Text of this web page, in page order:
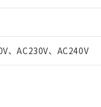
、AC230V、AC240V
EU RoHS指令（10物質
RoHS指令（10物質）
EU RoHS指令（10物
EU RoHS指令（10物
センス料など無形物で
により、非含有部品と
表